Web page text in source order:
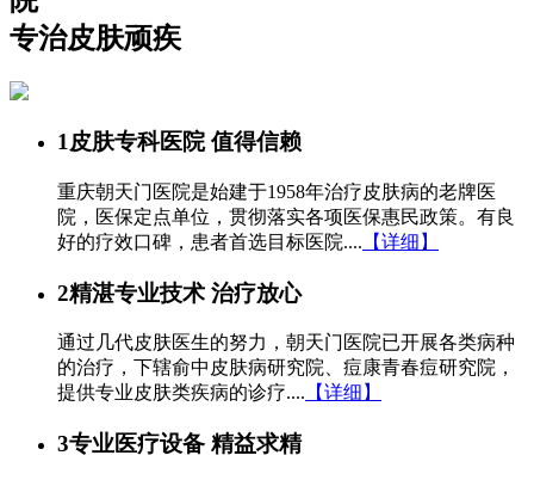
专治皮肤顽疾
1皮肤专科医院 值得信赖
重庆朝天门医院是始建于1958年治疗皮肤病的老牌医
院，医保定点单位，贯彻落实各项医保惠民政策。有良
好的疗效口碑，患者首选目标医院.... 【详细】
2精湛专业技术 治疗放心
通过几代皮肤医生的努力，朝天门医院已开展各类病种
的治疗，下辖俞中皮肤病研究院、痘康青春痘研究院，
提供专业皮肤类疾病的诊疗.... 【详细】
3专业医疗设备 精益求精